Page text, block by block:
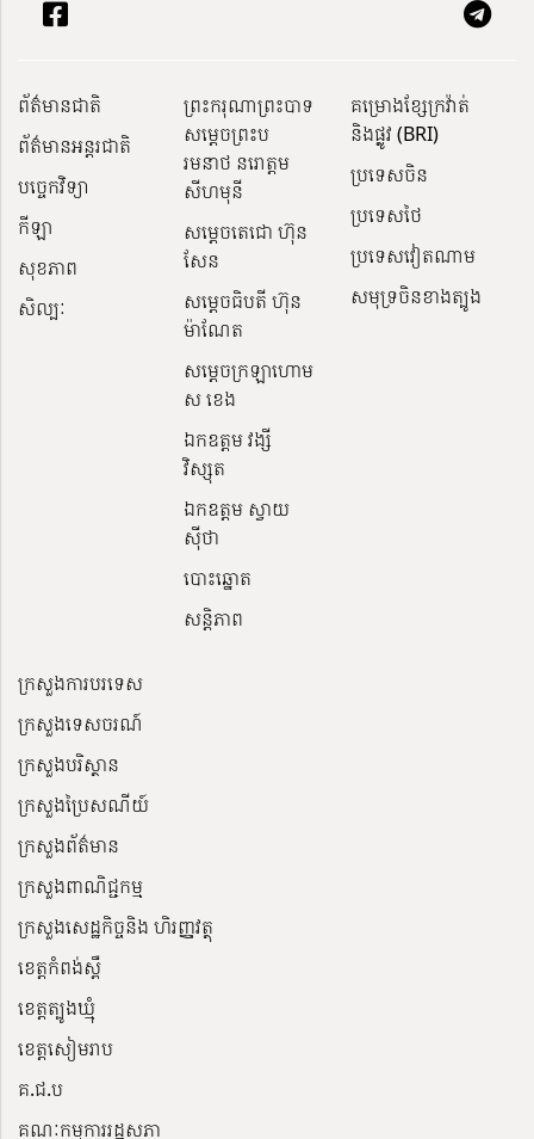
ព័ត៌មានជាតិ
ព័ត៌មានអន្តរជាតិ
បច្ចេកវិទ្យា
កីឡា
សុខភាព
សិល្បៈ
ព្រះករុណាព្រះបាទ
សម្តេចព្រះប
រមនាថ នរោត្តម
សីហមុនី
សម្តេចតេជោ ហ៊ុន
សែន
សម្ដេចធិបតី ហ៊ុន
ម៉ាណែត
សម្ដេចក្រឡាហោម
ស ខេង
ឯកឧត្តម វង្សី
វិស្សុត
ឯកឧត្តម ស្វាយ
ស៊ីថា
បោះឆ្នោត
សន្តិភាព
គម្រោងខ្សែក្រវ៉ាត់
និងផ្លូវ (BRI)
ប្រទេសចិន
ប្រទេសថៃ
ប្រទេសវៀតណាម
សមុទ្រចិនខាងត្បូង
ក្រសួងការបរទេស
ក្រសួងទេសចរណ៍
ក្រសួងបរិស្ថាន
ក្រសួងប្រៃសណីយ៍
ក្រសួងព័ត៌មាន
ក្រសួងពាណិជ្ជកម្ម
ក្រសួងសេដ្ឋកិច្ចនិង ហិរញ្ញវត្ថុ
ខេត្តកំពង់ស្ពឺ
ខេត្តត្បូងឃ្មុំ
ខេត្តសៀមរាប
គ.ជ.ប
គណៈកម្មការរដ្ឋសភា